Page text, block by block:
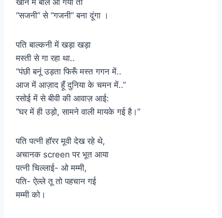
“सजनी” से “गजनी” बना दूंगा ।
पति बाल्कनी में खड़ा खड़ा
मस्ती से गा रहा था..
“पंछी बनूं उड़ता फिरूँ मस्त गगन में..
आज में आज़ाद हूँ दुनिया के चमन में..”
रसोई में से बीवी की आवाज़ आई:
“घर में ही उड़ो, सामने वाली मायके गई है।”
पति पत्नी हॉरर मूवी देख रहे थे,
अचानक screen पर भूत आया
पत्नी चिल्लाई- ओ मम्मी,
पति- ऐल्ले तू तो पहचान गई
मम्मी को।